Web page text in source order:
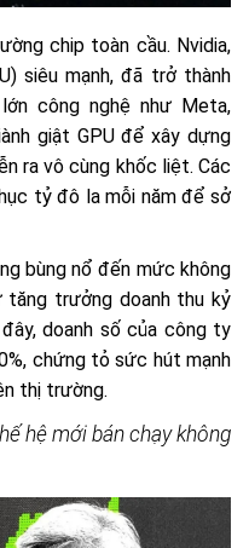
chip toàn cầu. Nvidia,
siêu mạnh, đã trở thành
công nghệ như Meta,
giật GPU để xây dựng
ra vô cùng khốc liệt. Các
tỷ đô la mỗi năm để sở
bùng nổ đến mức không
trưởng doanh thu kỷ
doanh số của công ty
chứng tỏ sức hút mạnh
thị trường.
hệ mới bán chạy không